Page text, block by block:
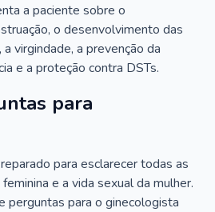
a paciente sobre o
o desenvolvimento das
virgindade, a prevenção da
e a proteção contra DSTs.
para
para esclarecer todas as
e a vida sexual da mulher.
perguntas para o ginecologista